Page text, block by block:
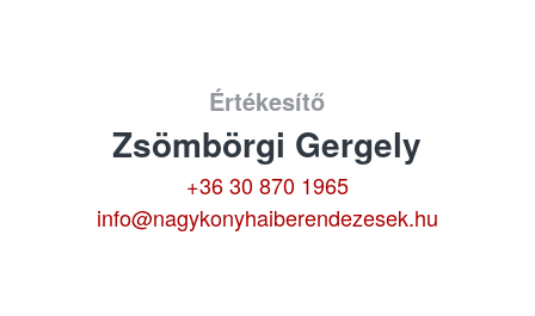
Értékesítő
Zsömbörgi Gergely
+36 30 870 1965
info@nagykonyhaiberendezesek.hu